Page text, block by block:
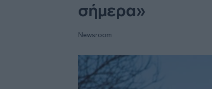
σήμερα»
Newsroom